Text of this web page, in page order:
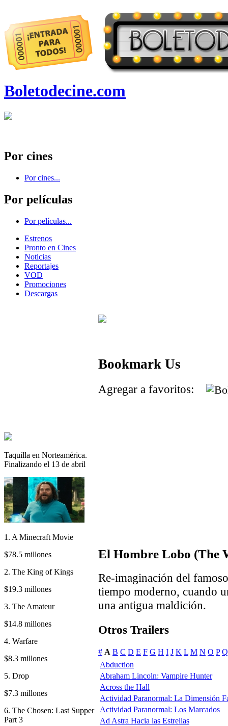
Boletodecine.com
Por cines
Por cines...
Por películas
Por películas...
Estrenos
Pronto en Cines
Noticias
Reportajes
VOD
Promociones
Descargas
Taquilla en Norteamérica.
Finalizando el 13 de abril
1. A Minecraft Movie
$78.5 millones
2. The King of Kings
$19.3 millones
3. The Amateur
$14.8 millones
4. Warfare
$8.3 millones
5. Drop
$7.3 millones
6. The Chosen: Last Supper
Part 3
Bookmark Us
Agregar a favoritos:
El Hombre Lobo (The
Re-imaginación del
tiempo moderno, cuando
una antigua maldición.
Otros Trailers
# A B C D E F G H I J K L M N O P Q
Abduction
Abraham Lincoln: Vampire Hunter
Across the Hall
Actividad Paranormal: La Dimensión
Actividad Paranormal: Los Marcados
Ad Astra Hacia las Estrellas